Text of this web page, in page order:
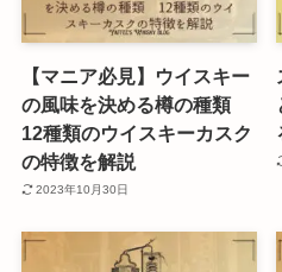
【マニア必見】ウイスキー
の風味を決める樽の種類
12種類のウイスキーカスク
の特徴を解説
2023年10月30日